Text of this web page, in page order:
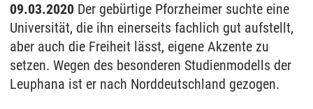
09.03.2020 Der gebürtige Pforzheimer suchte eine
Universität, die ihn einerseits fachlich gut aufstellt,
aber auch die Freiheit lässt, eigene Akzente zu
setzen. Wegen des besonderen Studienmodells der
Leuphana ist er nach Norddeutschland gezogen.